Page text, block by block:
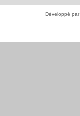
Développé par